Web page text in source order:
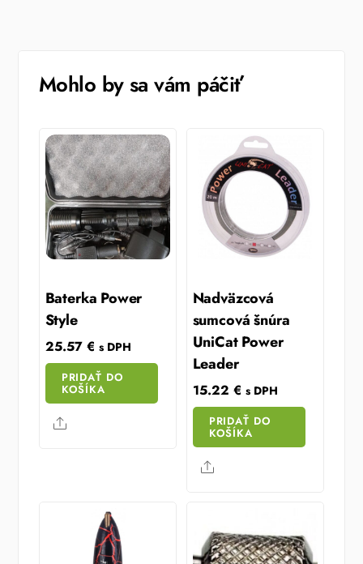
Mohlo by sa vám páčiť
Baterka Power
Style
25.57 € s DPH
PRIDAŤ DO
KOŠÍKA
Share
Nadväzcová
sumcová šnúra
UniCat Power
Leader
15.22 € s DPH
PRIDAŤ DO
KOŠÍKA
Share